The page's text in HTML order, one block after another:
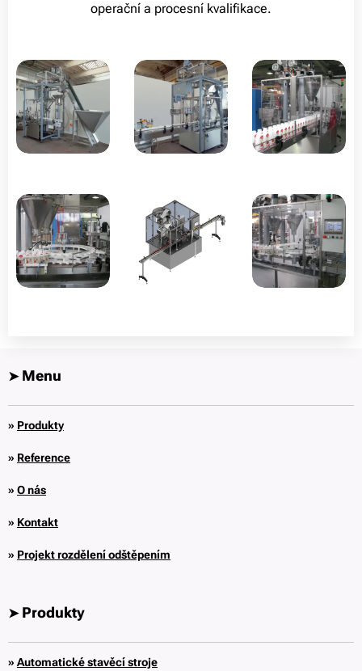
operační a procesní kvalifikace.
➤ Menu
» Produkty
» Reference
» O nás
» Kontakt
» Projekt rozdělení odštěpením
➤ Produkty
» Automatické stavěcí stroje